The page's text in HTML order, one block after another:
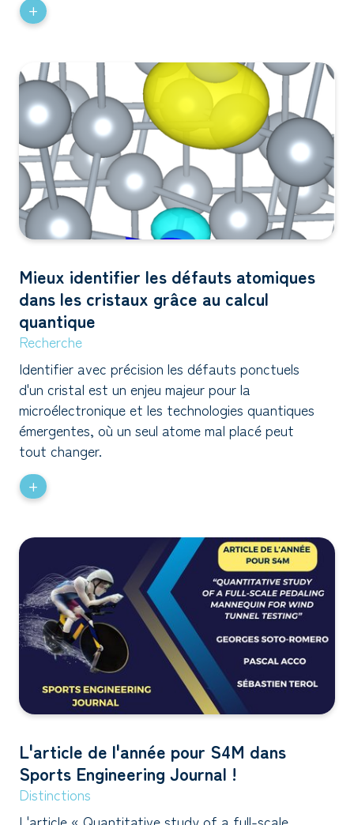
+
Mieux identifier les défauts atomiques
dans les cristaux grâce au calcul
quantique
Recherche
Identifier avec précision les défauts ponctuels
d'un cristal est un enjeu majeur pour la
microélectronique et les technologies quantiques
émergentes, où un seul atome mal placé peut
tout changer.
+
L'article de l'année pour S4M dans
Sports Engineering Journal !
Distinctions